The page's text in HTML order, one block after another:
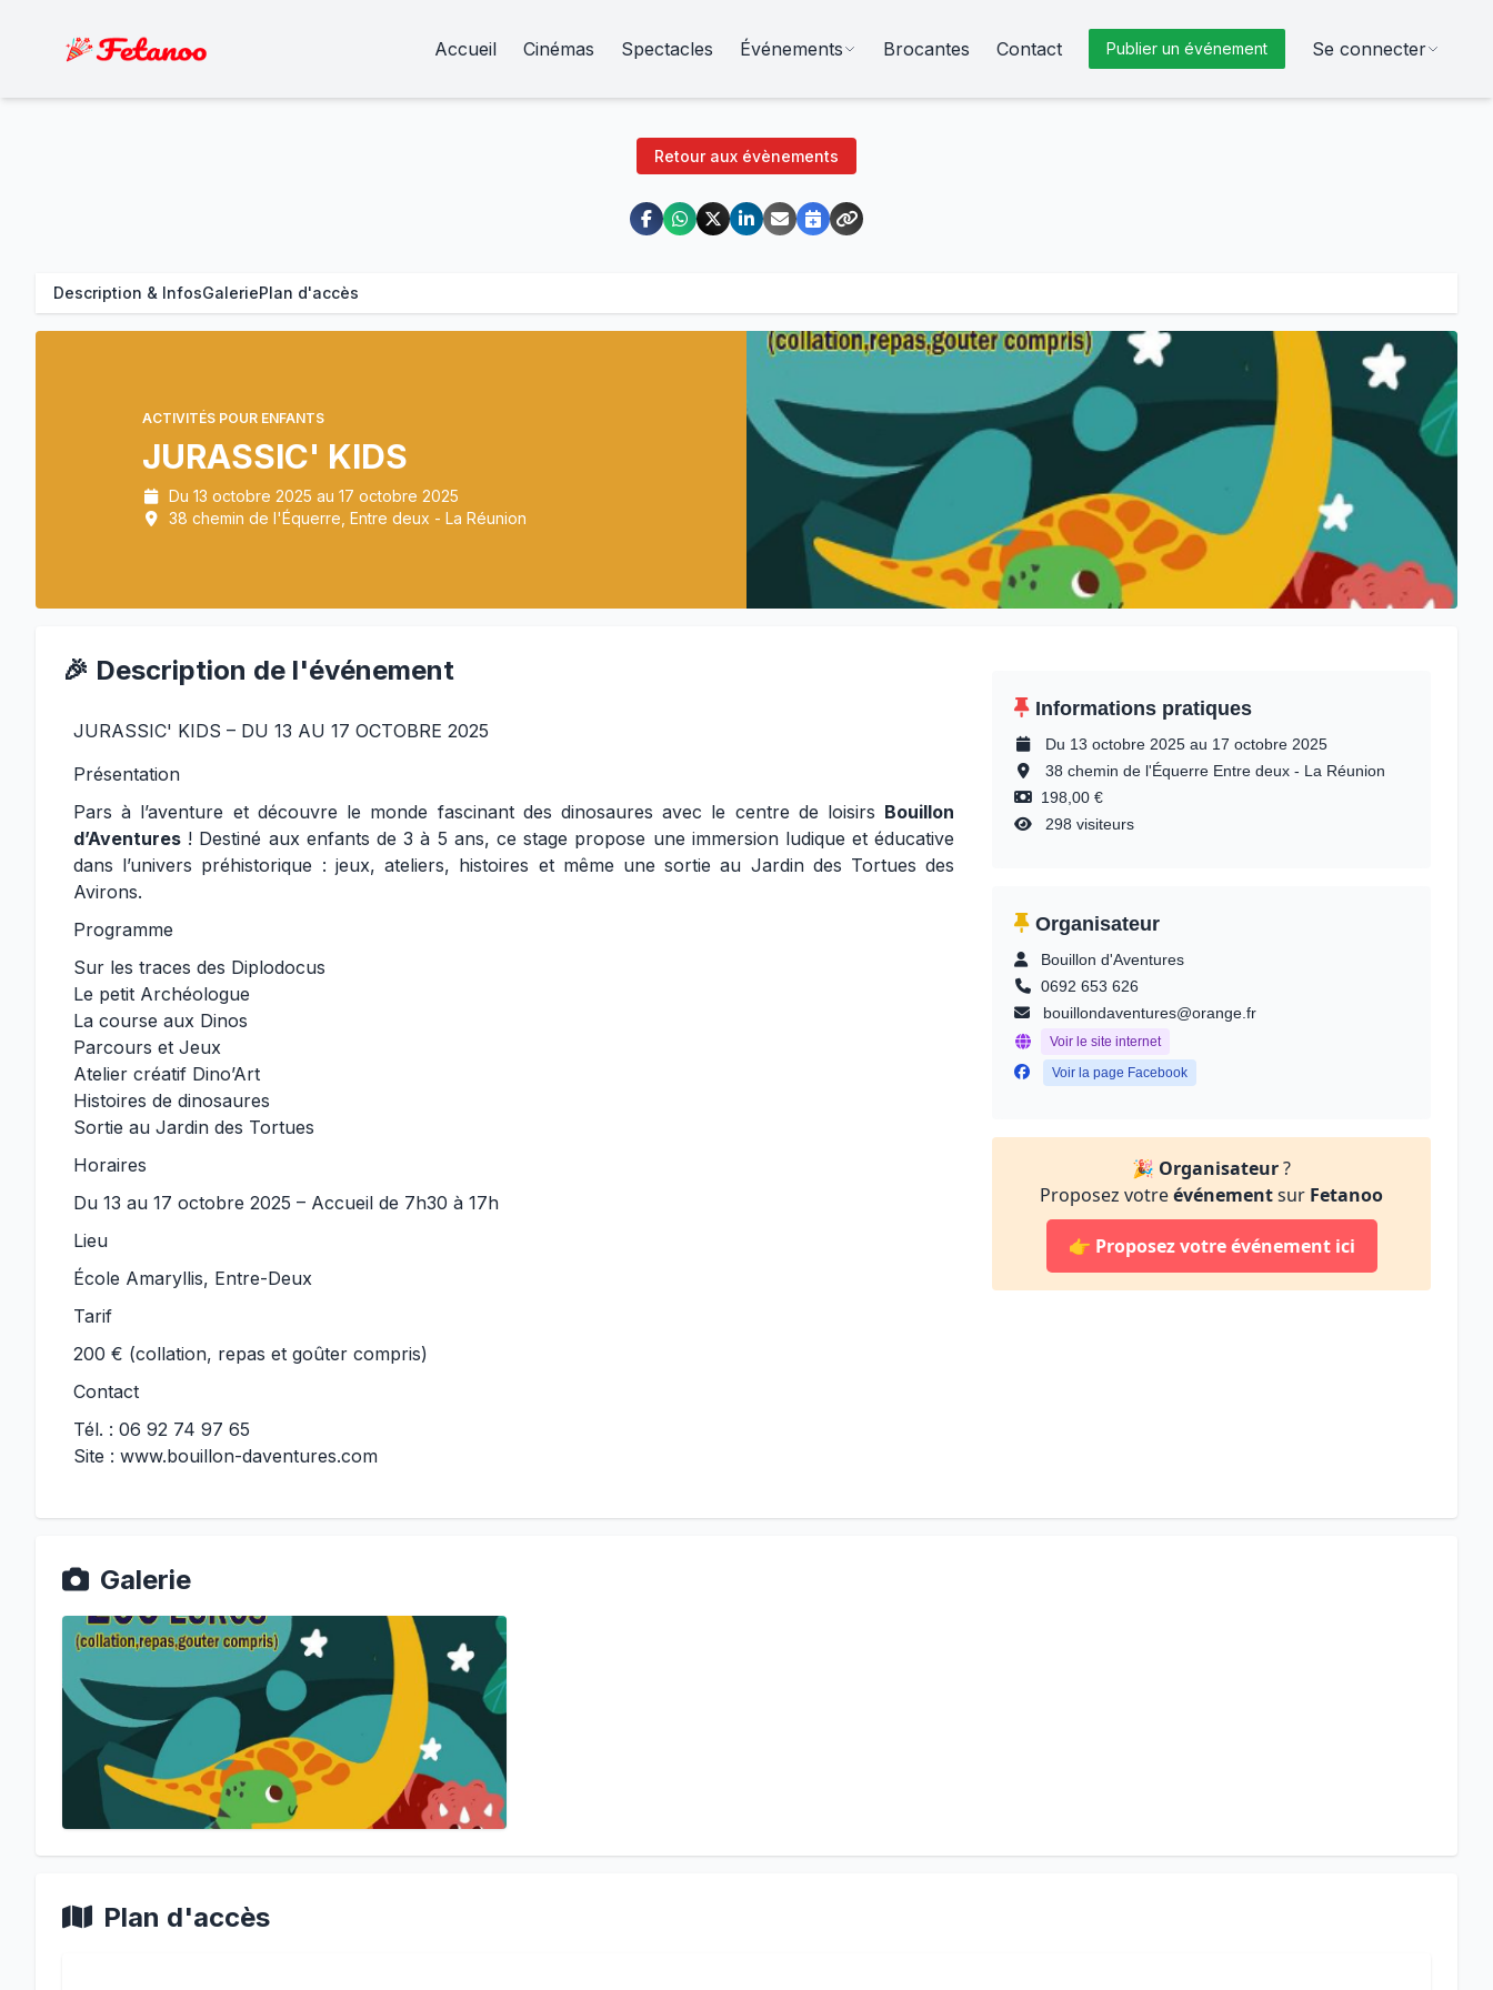
Accueil Cinémas Spectacles Événements Brocantes Contact Publier un événement Se connecter
Retour aux évènements
Description & InfosGaleriePlan d'accès
ACTIVITÉS POUR ENFANTS
JURASSIC' KIDS
Du 13 octobre 2025 au 17 octobre 2025
38 chemin de l'Équerre, Entre deux - La Réunion
🎉 Description de l'événement
JURASSIC' KIDS – DU 13 AU 17 OCTOBRE 2025
Présentation
Pars à l’aventure et découvre le monde fascinant des dinosaures avec le centre de loisirs Bouillon
d’Aventures ! Destiné aux enfants de 3 à 5 ans, ce stage propose une immersion ludique et éducative
dans l’univers préhistorique : jeux, ateliers, histoires et même une sortie au Jardin des Tortues des
Avirons.
Programme
Sur les traces des Diplodocus
Le petit Archéologue
La course aux Dinos
Parcours et Jeux
Atelier créatif Dino’Art
Histoires de dinosaures
Sortie au Jardin des Tortues
Horaires
Du 13 au 17 octobre 2025 – Accueil de 7h30 à 17h
Lieu
École Amaryllis, Entre-Deux
Tarif
200 € (collation, repas et goûter compris)
Contact
Tél. : 06 92 74 97 65
Site : www.bouillon-daventures.com
Informations pratiques
Du 13 octobre 2025 au 17 octobre 2025
38 chemin de l'Équerre Entre deux - La Réunion
198,00 €
298 visiteurs
Organisateur
Bouillon d'Aventures
0692 653 626
bouillondaventures@orange.fr
Voir le site internet
Voir la page Facebook
🎉 Organisateur?
Proposez votreévénementsur Fetanoo
👉 Proposez votre événement ici
Galerie
Plan d'accès